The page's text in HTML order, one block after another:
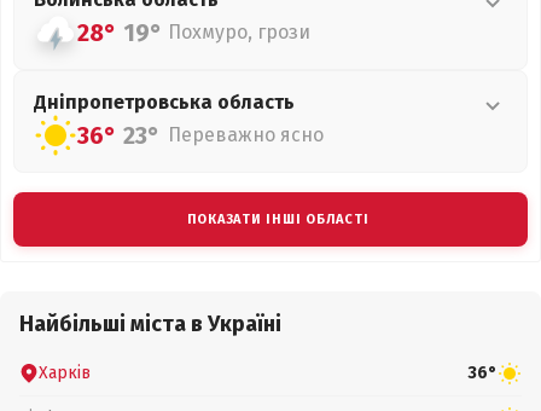
28° 19° Похмуро, грози
Дніпропетровська область
36° 23° Переважно ясно
ПОКАЗАТИ ІНШІ ОБЛАСТІ
Найбільші міста в Україні
Харків 36°